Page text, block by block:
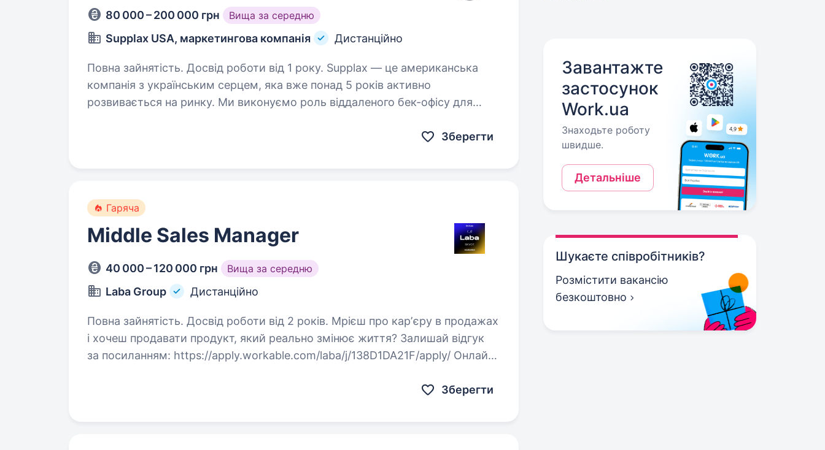
80 000 – 200 000 грн Вища за середню
Supplax USA, маркетингова компанія Дистанційно
Повна зайнятість. Досвід роботи від 1 року. Supplax — це американська
компанія з українським серцем, яка вже понад 5 років активно
розвивається на ринку. Ми виконуємо роль віддаленого бек-офісу для
Зберегти
Гаряча
Middle Sales Manager
40 000 – 120 000 грн Вища за середню
Laba Group Дистанційно
Повна зайнятість. Досвід роботи від 2 років. Мрієш про карʼєру в продажах
і хочеш продавати продукт, який реально змінює життя? Залишай відгук
за посиланням: https://apply.workable.com/laba/j/138D1DA21F/apply/ Онлайн-
Зберегти
Завантажте
застосунок
Work.ua
Знаходьте роботу
швидше.
Детальніше
Шукаєте співробітників?
Розмістити вакансію
безкоштовно